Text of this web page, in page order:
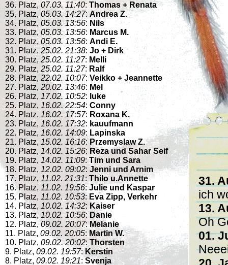
36. Platz, 07.03. 11:40: Thomas + Renata
35. Platz, 05.03. 14:27:Andrea Z.
34. Platz, 05.03. 13:56: Nils
33. Platz, 05.03. 13:56: Marcus M.
32. Platz, 05.03. 13:56: Andi E.
31. Platz, 25.02. 21:38: Jo + Dirk
30. Platz, 25.02. 11:27: Melli
29. Platz, 25.02. 11:27: Ralf
28. Platz, 22.02. 10:07: Veikko + Jeannette
27. Platz, 20.02. 13:46: Mel
26. Platz, 17.02. 10:52: luke
25. Platz, 16.02. 22:54: Conny
24. Platz, 16.02. 17:57: Roxana K.
23. Platz, 16.02. 17:32: kauufmann
22. Platz, 16.02. 14:09: Lapinska
21. Platz, 15.02. 16:16: Przemyslaw Z.
20. Platz, 14.02. 15:26: Reza und Sahar Seif
19. Platz, 14.02. 11:09:Tim und Sara
18. Platz, 12.02. 09:02: Jenni und Arnim
17. Platz, 11.02. 21:31: Thilo u.Annette
16. Platz, 11.02. 19:56: Julie und Kaspar
15. Platz, 11.02. 10:53:Eva Zipp, Verkehr
14. Platz, 10.02. 14:32: Kaiser
13. Platz, 10.02. 10:56:Danie
12. Platz, 09.02. 20:07:Melanie
11. Platz, 09.02. 20:05:Martin W.
10. Platz, 09.02. 20:02:Thorsten
9. Platz, 09.02. 19:57:Kerstin
8. Platz, 09.02. 19:21: Svenja
31.
ich
13.
Oh
01.